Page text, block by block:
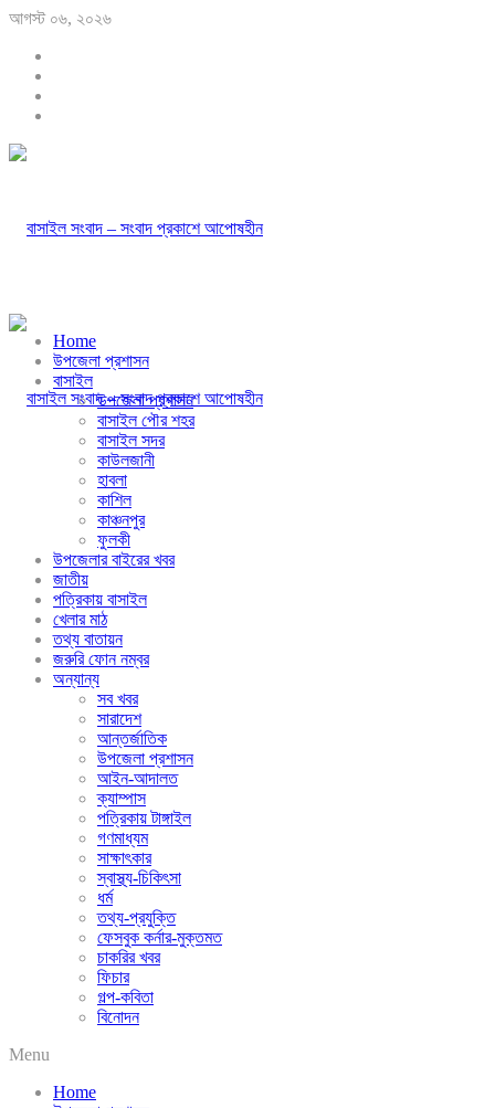
আগস্ট ০৬, ২০২৬
Home
উপজেলা প্রশাসন
বাসাইল
উপজেলা প্রশাসন
বাসাইল পৌর শহর
বাসাইল সদর
কাউলজানী
হাবলা
কাশিল
কাঞ্চনপুর
ফুলকী
উপজেলার বাইরের খবর
জাতীয়
পত্রিকায় বাসাইল
খেলার মাঠ
তথ্য বাতায়ন
জরুরি ফোন নম্বর
অন্যান্য
সব খবর
সারাদেশ
আন্তর্জাতিক
উপজেলা প্রশাসন
আইন-আদালত
ক্যাম্পাস
পত্রিকায় টাঙ্গাইল
গণমাধ্যম
সাক্ষাৎকার
স্বাস্থ্য-চিকিৎসা
ধর্ম
তথ্য-প্রযুক্তি
ফেসবুক কর্নার-মুক্তমত
চাকরির খবর
ফিচার
গল্প-কবিতা
বিনোদন
Menu
Home